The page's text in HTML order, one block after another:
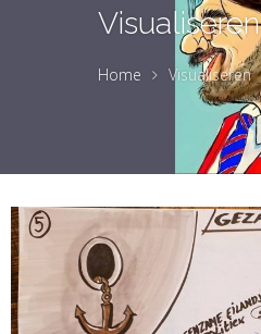
Visualiseren
Home Visualiseren